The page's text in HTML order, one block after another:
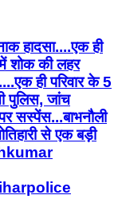
हादसा....एक ही
में शोक की लहर
ही परिवार के 5
पुलिस, जांच
सस्पेंस...बाभनौली
से एक बड़ी